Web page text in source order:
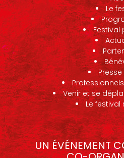
Le
Festival
Venir et se
Le festival
UN ÉVÉNEMENT